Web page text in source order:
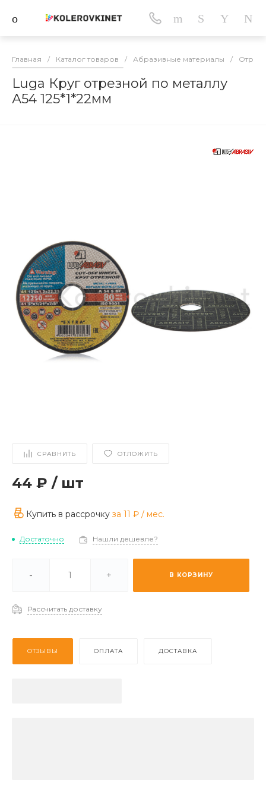
Главная / Каталог товаров / Абразивные материалы /
Luga Круг отрезной по металлу
А54 125*1*22мм
СРАВНИТЬ ОТЛОЖИТЬ
44 ₽ / шт
Купить в рассрочку за 11 ₽ / мес.
Достаточно Нашли дешевле?
- + В КОРЗИНУ
Рассчитать доставку
ОТЗЫВЫ ОПЛАТА ДОСТАВКА